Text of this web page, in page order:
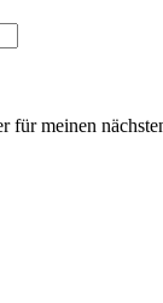
meinen